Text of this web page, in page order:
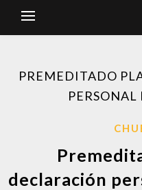
PREMEDITADO
PERSONAL
declaración